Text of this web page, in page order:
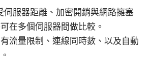
伺服器距離、加密開銷與網路擁塞
在多個伺服器間做比較。
流量限制、連線同時數、以及自動